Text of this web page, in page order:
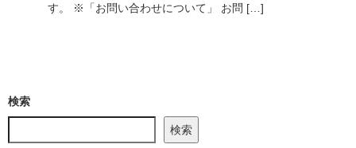
す。 ※「お問い合わせについて」 お問 […]
検索
検索